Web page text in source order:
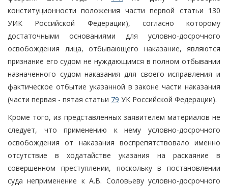
конституционности положения части первой статьи 130
УИК Российской Федерации), согласно которому
достаточными основаниями для условно-досрочного
освобождения лица, отбывающего наказание, являются
признание его судом не нуждающимся в полном отбывании
назначенного судом наказания для своего исправления и
фактическое отбытие указанной в законе части наказания
(части первая - пятая статьи 79 УК Российской Федерации).
Кроме того, из представленных заявителем материалов не
следует, что применению к нему условно-досрочного
освобождения от наказания воспрепятствовало именно
отсутствие в ходатайстве указания на раскаяние в
совершенном преступлении, поскольку в постановлении
суда неприменение к А.В. Соловьеву условно-досрочного